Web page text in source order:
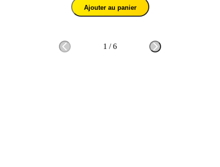
Ajouter au panier
1 /6